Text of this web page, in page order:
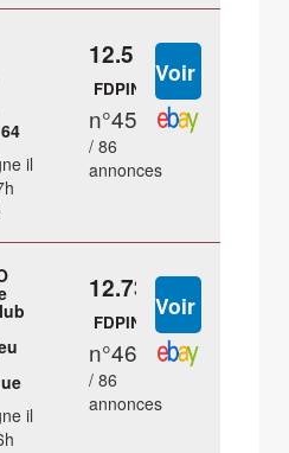
il
12.5 €
FDPIN
n°45
/ 86
annonces
il
12.73 €
FDPIN
n°46
/ 86
annonces